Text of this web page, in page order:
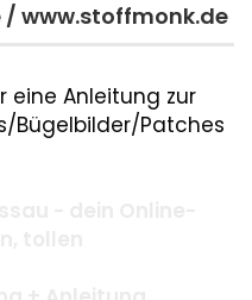
www.stoffmonk.de
eine Anleitung zur
Bügelbilder/Patches